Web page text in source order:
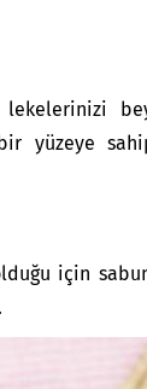
lekelerinizi
yüzeye
için